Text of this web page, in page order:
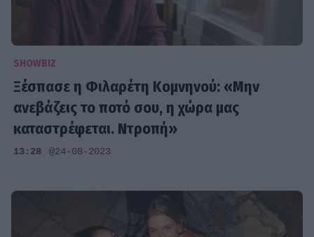
SHOWBIZ
Ξέσπασε η Φιλαρέτη Κομνηνού: «Μην
ανεβάζεις το ποτό σου, η χώρα μας
καταστρέφεται. Ντροπή»
13:28 @24-08-2023